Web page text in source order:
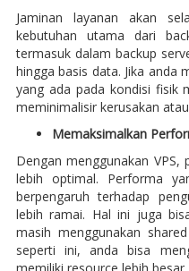
Jaminan layanan akan
kebutuhan utama dari
termasuk dalam backup
hingga basis data. Jika anda
yang ada pada kondisi fisik
meminimalisir kerusakan
Memaksimalkan
Dengan menggunakan
lebih optimal. Performa
berpengaruh terhadap
lebih ramai. Hal ini juga
masih menggunakan
seperti ini, anda bisa
memiliki resource lebih